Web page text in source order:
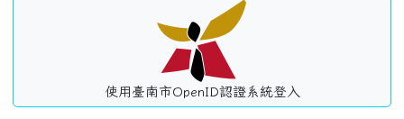
使用臺南市OpenID認證系統登入